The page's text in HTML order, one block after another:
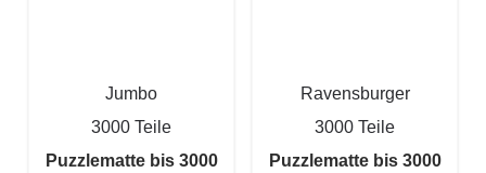
Jumbo
3000 Teile
Puzzlematte bis 3000
Ravensburger
3000 Teile
Puzzlematte bis 3000